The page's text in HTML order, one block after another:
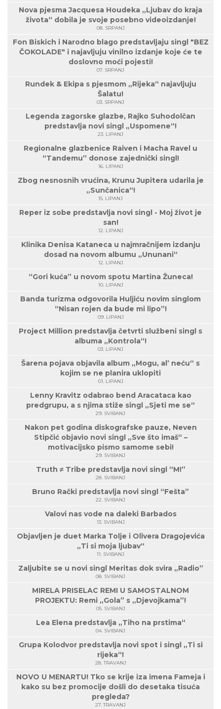
Nova pjesma Jacquesa Houdeka „Ljubav do kraja
života“ dobila je svoje posebno videoizdanje!
08. SRPANJ
Fon Biskich i Narodno blago predstavljaju singl "BEZ
ČOKOLADE" i najavljuju vinilno izdanje koje će te
doslovno moći pojesti!
07. SRPANJ
Rundek & Ekipa s pjesmom „Rijeka“ najavljuju
Šalatu!
03. SRPANJ
Legenda zagorske glazbe, Rajko Suhodolčan
predstavlja novi singl „Uspomene“!
23. LIPANJ
Regionalne glazbenice Raiven i Macha Ravel u
“Tandemu” donose zajednički singl!
16. LIPANJ
Zbog nesnosnih vrućina, Krunu Jupitera udarila je
„Sunčanica“!
15. LIPANJ
Reper iz sobe predstavlja novi singl - Moj život je
san!
12. LIPANJ
Klinika Denisa Kataneca u najmračnijem izdanju
dosad na novom albumu „Ununani“
12. LIPANJ
“Gori kuća” u novom spotu Martina Žuneca!
10. LIPANJ
Banda turizma odgovorila Huljiću novim singlom
“Nisan rojen da bude mi lipo”!
09. LIPANJ
Project Million predstavlja četvrti službeni singl s
albuma „Kontrola“!
03. LIPANJ
Šarena pojava objavila album „Mogu, al’ neću“ s
kojim se ne planira uklopiti
01. LIPANJ
Lenny Kravitz odabrao bend Aracataca kao
predgrupu, a s njima stiže singl „Sjeti me se“
29. SVIBANJ
Nakon pet godina diskografske pauze, Neven
Stipčić objavio novi singl „Sve što imaš“ –
motivacijsko pismo samome sebi!
29. SVIBANJ
Truth ≠ Tribe predstavlja novi singl “M!”
28. SVIBANJ
Bruno Rački predstavlja novi singl “Fešta”
22. SVIBANJ
Valovi nas vode na daleki Barbados
13. SVIBANJ
Objavljen je duet Marka Tolje i Olivera Dragojevića
„Ti si moja ljubav“
11. SVIBANJ
Zaljubite se u novi singl Meritas dok svira „Radio”
08. SVIBANJ
MIRELA PRISELAC REMI U SAMOSTALNOM
PROJEKTU: Remi „Gola” s „Djevojkama”!
05. SVIBANJ
Lea Elena predstavlja „Tiho na prstima“
04. SVIBANJ
Grupa Kolodvor predstavlja novi spot i singl „Ti si
rijeka“!
28. TRAVANJ
NOVO U MENARTU! Tko se krije iza imena Fameja i
kako su bez promocije došli do desetaka tisuća
pregleda?
27. TRAVANJ